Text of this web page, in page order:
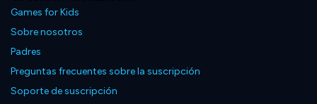
Games for Kids
Sobre nosotros
Padres
Preguntas frecuentes sobre la suscripción
Soporte de suscripción